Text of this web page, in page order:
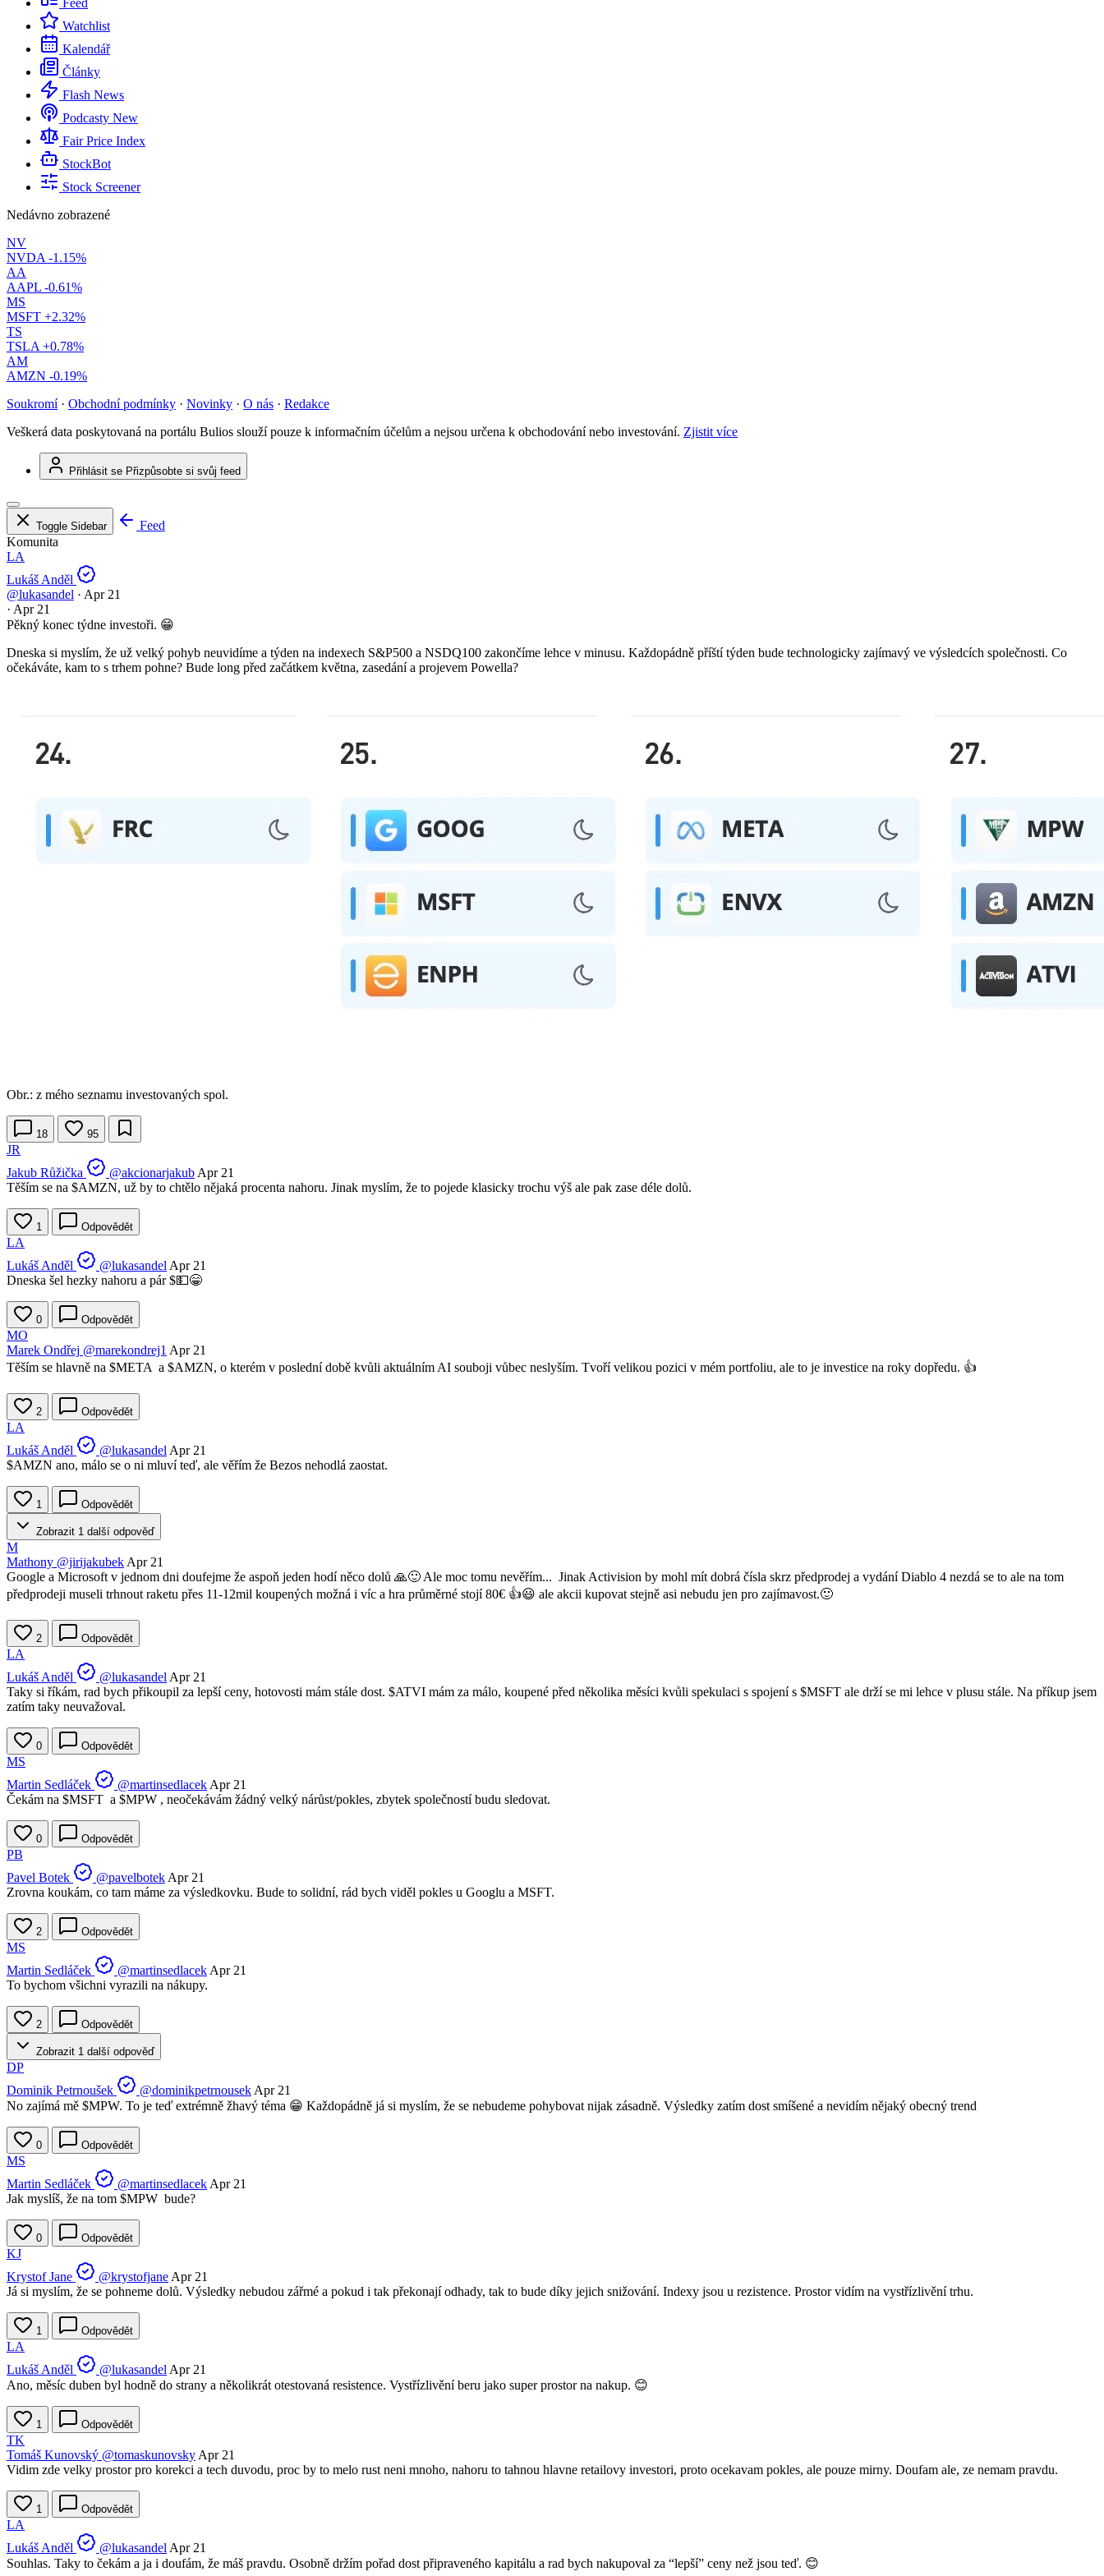
Feed
Watchlist
Kalendář
Články
Flash News
Podcasty New
Fair Price Index
StockBot
Stock Screener
Nedávno zobrazené
NV
NVDA -1.15%
AA
AAPL -0.61%
MS
MSFT +2.32%
TS
TSLA +0.78%
AM
AMZN -0.19%
Soukromí · Obchodní podmínky · Novinky · O nás · Redakce
Veškerá data poskytovaná na portálu Bulios slouží pouze k informačním účelům a nejsou určena k obchodování nebo investování. Zjistit více
Přihlásit se Přizpůsobte si svůj feed
Toggle Sidebar
Feed
Komunita
LA
Lukáš Anděl
@lukasandel · Apr 21
· Apr 21
Pěkný konec týdne investoři. 😁
Dneska si myslím, že už velký pohyb neuvidíme a týden na indexech S&P500 a NSDQ100 zakončíme lehce v minusu. Každopádně příští týden bude technologicky zajímavý ve výsledcích společnosti. Co
očekáváte, kam to s trhem pohne? Bude long před začátkem května, zasedání a projevem Powella?
Obr.: z mého seznamu investovaných spol.
18 95
JR
Jakub Růžička
@akcionarjakub Apr 21
Těším se na $AMZN, už by to chtělo nějaká procenta nahoru. Jinak myslím, že to pojede klasicky trochu výš ale pak zase déle dolů.
1 Odpovědět
LA
Lukáš Anděl
@lukasandel Apr 21
Dneska šel hezky nahoru a pár $💵😁
0 Odpovědět
MO
Marek Ondřej @marekondrej1 Apr 21
Těším se hlavně na $META a $AMZN, o kterém v poslední době kvůli aktuálním AI souboji vůbec neslyším. Tvoří velikou pozici v mém portfoliu, ale to je investice na roky dopředu. 👍
2 Odpovědět
LA
Lukáš Anděl
@lukasandel Apr 21
$AMZN ano, málo se o ni mluví teď, ale věřím že Bezos nehodlá zaostat.
1 Odpovědět
Zobrazit 1 další odpověď
M
Mathony @jirijakubek Apr 21
Google a Microsoft v jednom dni doufejme že aspoň jeden hodí něco dolů 🙏🙂 Ale moc tomu nevěřím... Jinak Activision by mohl mít dobrá čísla skrz předprodej a vydání Diablo 4 nezdá se to ale na tom
předprodeji museli trhnout raketu přes 11-12mil koupených možná i víc a hra průměrné stojí 80€ 👍😃 ale akcii kupovat stejně asi nebudu jen pro zajímavost.🙂
2 Odpovědět
LA
Lukáš Anděl
@lukasandel Apr 21
Taky si říkám, rad bych přikoupil za lepší ceny, hotovosti mám stále dost. $ATVI mám za málo, koupené před několika měsíci kvůli spekulaci s spojení s $MSFT ale drží se mi lehce v plusu stále. Na příkup jsem
zatím taky neuvažoval.
0 Odpovědět
MS
Martin Sedláček
@martinsedlacek Apr 21
Čekám na $MSFT a $MPW , neočekávám žádný velký nárůst/pokles, zbytek společností budu sledovat.
0 Odpovědět
PB
Pavel Botek
@pavelbotek Apr 21
Zrovna koukám, co tam máme za výsledkovku. Bude to solidní, rád bych viděl pokles u Googlu a MSFT.
2 Odpovědět
MS
Martin Sedláček
@martinsedlacek Apr 21
To bychom všichni vyrazili na nákupy.
2 Odpovědět
Zobrazit 1 další odpověď
DP
Dominik Petrnoušek
@dominikpetrnousek Apr 21
No zajímá mě $MPW. To je teď extrémně žhavý téma 😁 Každopádně já si myslím, že se nebudeme pohybovat nijak zásadně. Výsledky zatím dost smíšené a nevidím nějaký obecný trend
0 Odpovědět
MS
Martin Sedláček
@martinsedlacek Apr 21
Jak myslíš, že na tom $MPW bude?
0 Odpovědět
KJ
Krystof Jane
@krystofjane Apr 21
Já si myslím, že se pohneme dolů. Výsledky nebudou zářmé a pokud i tak překonají odhady, tak to bude díky jejich snižování. Indexy jsou u rezistence. Prostor vidím na vystřízlivění trhu.
1 Odpovědět
LA
Lukáš Anděl
@lukasandel Apr 21
Ano, měsíc duben byl hodně do strany a několikrát otestovaná resistence. Vystřízlivění beru jako super prostor na nakup. 😊
1 Odpovědět
TK
Tomáš Kunovský @tomaskunovsky Apr 21
Vidim zde velky prostor pro korekci a tech duvodu, proc by to melo rust neni mnoho, nahoru to tahnou hlavne retailovy investori, proto ocekavam pokles, ale pouze mirny. Doufam ale, ze nemam pravdu.
1 Odpovědět
LA
Lukáš Anděl
@lukasandel Apr 21
Souhlas. Taky to čekám a ja i doufám, že máš pravdu. Osobně držím pořad dost připraveného kapitálu a rad bych nakupoval za “lepší” ceny než jsou teď. 😊